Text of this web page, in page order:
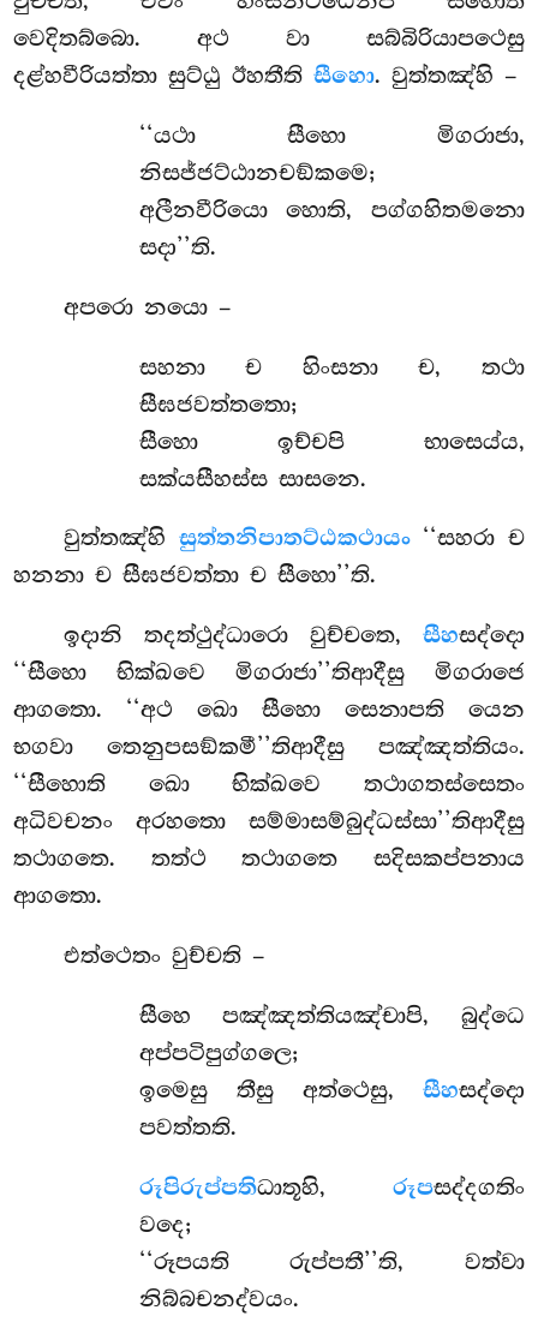
වෙදිතබ්බො. අථ වා සබ්බිරියාපථෙසු
දළ්හවීරියත්තා සුට්ඨු ඊහතීතිසීහො. වුත්තඤ්හි –
‘‘යථා සීහො මිගරාජා,
නිසජ්ජට්ඨානචඞ්කමෙ;
අලීනවීරියො හොති, පග්ගහිතමනො
සදා’’ති.
අපරො නයො –
සහනා ච හිංසනා ච, තථා
සීඝජවත්තතො;
සීහො ඉච්චපි භාසෙය්ය,
සක්යසීහස්ස සාසනෙ.
වුත්තඤ්හි සුත්තනිපාතට්ඨකථායං‘‘සහරා ච
හනනා ච සීඝජවත්තා ච සීහො’’ති.
ඉදානි තදත්ථුද්ධාරො වුච්චතෙ, සීහසද්දො
‘‘සීහො භික්ඛවෙ මිගරාජා’’තිආදීසු මිගරාජෙ
ආගතො. ‘‘අථ ඛො සීහො සෙනාපති යෙන
භගවා තෙනුපසඞ්කමී’’තිආදීසු පඤ්ඤත්තියං.
‘‘සීහොති ඛො භික්ඛවෙ තථාගතස්සෙතං
අධිවචනං අරහතො සම්මාසම්බුද්ධස්සා’’තිආදීසු
තථාගතෙ. තත්ථ තථාගතෙ සදිසකප්පනාය
ආගතො.
එත්ථෙතං වුච්චති –
සීහෙ පඤ්ඤත්තියඤ්චාපි, බුද්ධෙ
අප්පටිපුග්ගලෙ;
ඉමෙසු තීසු අත්ථෙසු, සීහසද්දො
පවත්තති.
රූපිරුප්පතිධාතූහි, රූපසද්දගතිං
වදෙ;
‘‘රූපයති රුප්පතී’’ති, වත්වා
නිබ්බචනද්වයං.